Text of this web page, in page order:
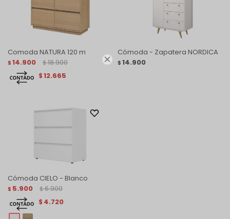

Comoda NATURA 120 m
$ 14.900 $ 18.900
$12.665
Cómoda - Zapatera NORDICA
$ 14.900
Cómoda CIELO - Blanco
$ 5.900 $ 6.900
$ 4.720